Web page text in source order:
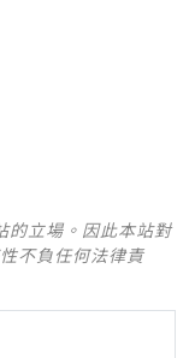
的立場。因此本站對
不負任何法律責